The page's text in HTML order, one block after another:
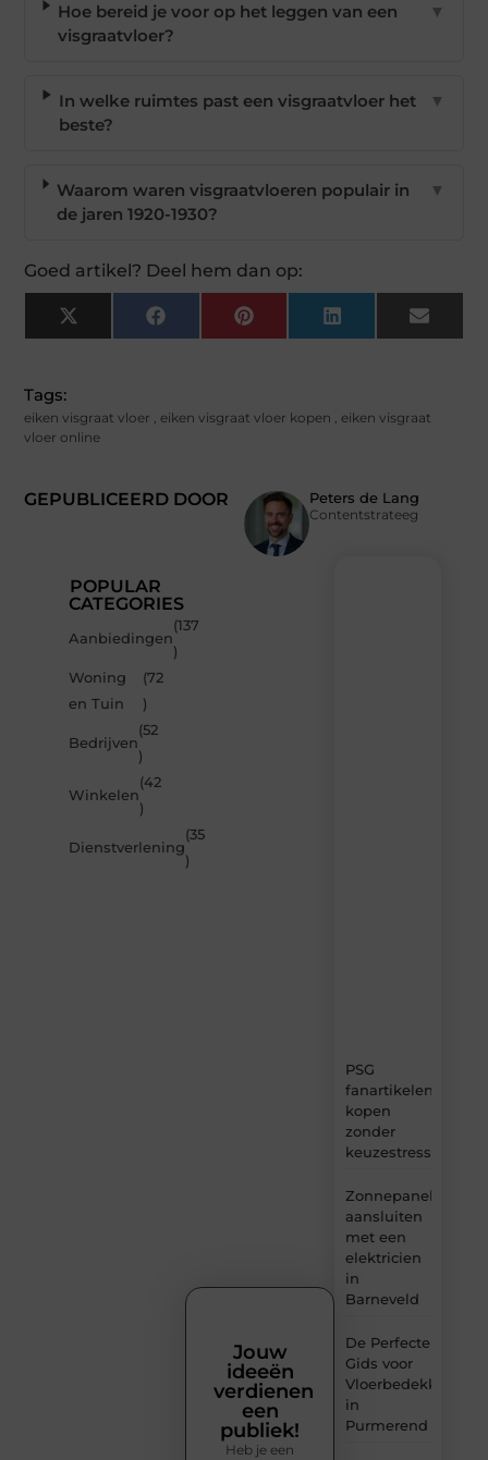
Hoe bereid je voor op het leggen van een
visgraatvloer?
▼
In welke ruimtes past een visgraatvloer het
beste?
▼
Waarom waren visgraatvloeren populair in
de jaren 1920-1930?
▼
Goed artikel? Deel hem dan op:
X
(Twitter)
FacebookPinterest LinkedIn Email
GEPUBLICEERD DOOR Peters de Lang
Contentstrateeg
Tags:
eiken visgraat vloer , eiken visgraat vloer kopen , eiken visgraat
vloer online
POPULAR
CATEGORIES
Aanbiedingen
(137
)
Woning
en Tuin
(72
)
Bedrijven
(52
)
Winkelen
(42
)
Dienstverlening
(35
)
PSG
fanartikelen
kopen
zonder
keuzestress
Zonnepanelen
aansluiten
met een
elektricien
in
Barneveld
De Perfecte
Gids voor
Vloerbedekking
in
Purmerend
Jouw
ideeën
verdienen
een
publiek!
Heb je een